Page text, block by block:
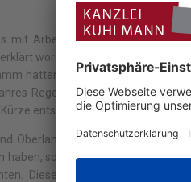
mit Arbeitsverträgen ist, die nur
worden) oder ob der
hatten den von uns
Regelung insgesamt
entscheiden.
Oberlandesgerichten führen
haben, so dass wir die
Diese Verfahren sind